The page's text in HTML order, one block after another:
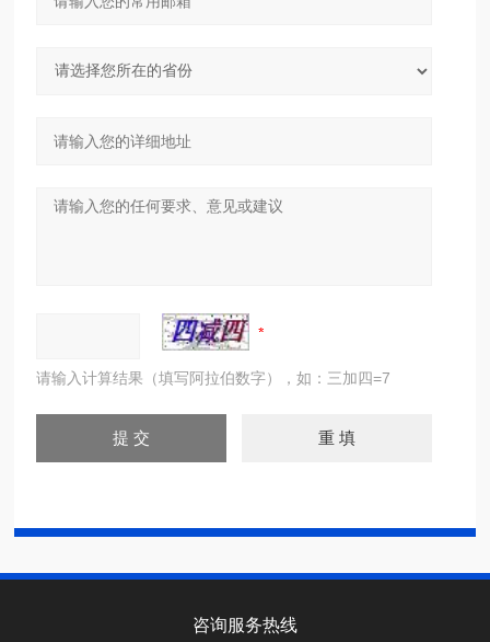
请输入计算结果（填写阿拉伯数字），如：三加四=7
咨询服务热线